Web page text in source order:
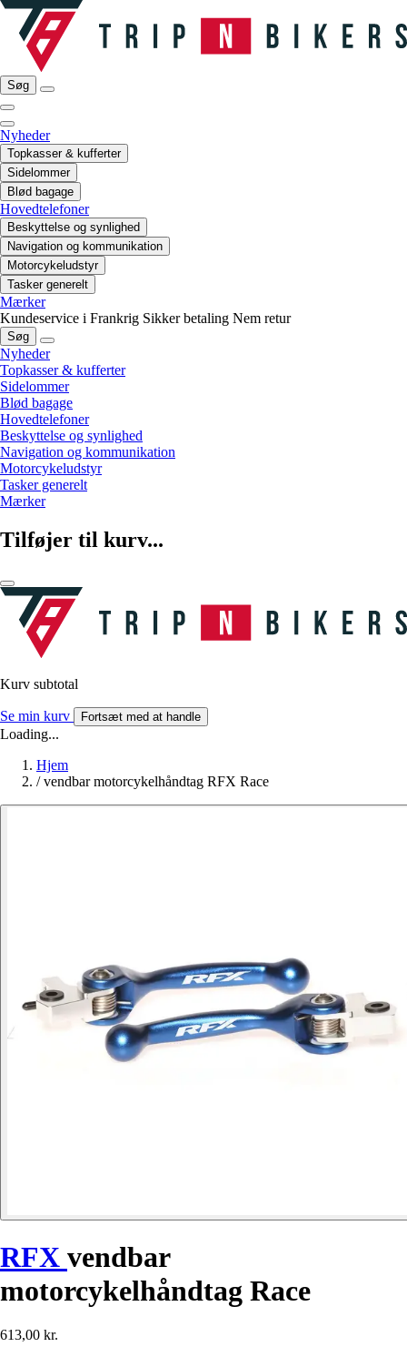
Søg
Nyheder
Topkasser & kufferter
Sidelommer
Blød bagage
Hovedtelefoner
Beskyttelse og synlighed
Navigation og kommunikation
Motorcykeludstyr
Tasker generelt
Mærker
Kundeservice i Frankrig Sikker betaling Nem retur
Søg
Nyheder
Topkasser & kufferter
Sidelommer
Blød bagage
Hovedtelefoner
Beskyttelse og synlighed
Navigation og kommunikation
Motorcykeludstyr
Tasker generelt
Mærker
Tilføjer til kurv...
Kurv subtotal
Se min kurv Fortsæt med at handle
Loading...
Hjem
/ vendbar motorcykelhåndtag RFX Race
RFX vendbar
motorcykelhåndtag Race
613,00 kr.